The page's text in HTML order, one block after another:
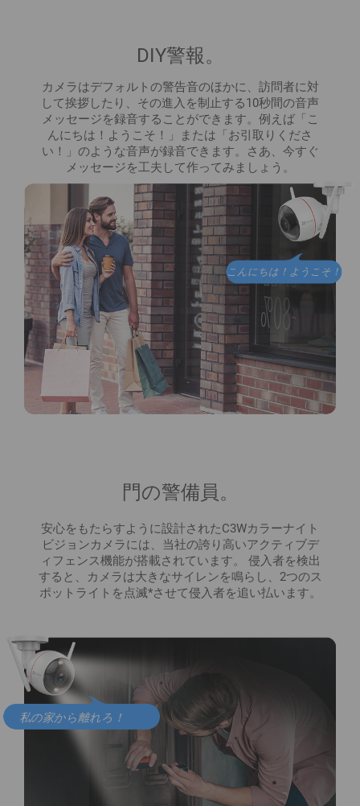
DIY警報。
カメラはデフォルトの警告音のほかに、訪問者に対
して挨拶したり、その進入を制止する10秒間の音声
メッセージを録音することができます。例えば「こ
んにちは！ようこそ！」または「お引取りくださ
い！」のような音声が録音できます。さあ、今すぐ
メッセージを工夫して作ってみましょう。
こんにちは！ようこそ！
門の警備員。
安心をもたらすように設計されたC3Wカラーナイト
ビジョンカメラには、当社の誇り高いアクティブデ
ィフェンス機能が搭載されています。 侵入者を検出
すると、カメラは大きなサイレンを鳴らし、2つのス
ポットライトを点滅*させて侵入者を追い払います。
私の家から離れろ！